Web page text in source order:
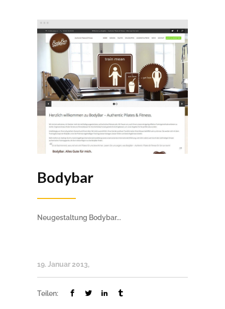
Bodybar
Neugestaltung Bodybar...
19. Januar 2013
Teilen: